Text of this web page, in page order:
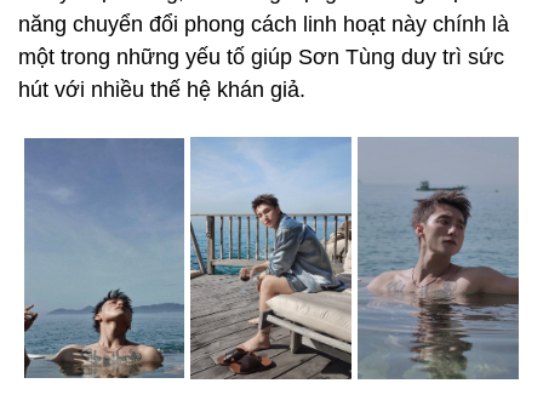
năng chuyển đổi phong cách linh hoạt này chính là
một trong những yếu tố giúp Sơn Tùng duy trì sức
hút với nhiều thế hệ khán giả.